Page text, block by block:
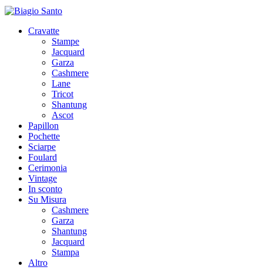
Cravatte
Stampe
Jacquard
Garza
Cashmere
Lane
Tricot
Shantung
Ascot
Papillon
Pochette
Sciarpe
Foulard
Cerimonia
Vintage
In sconto
Su Misura
Cashmere
Garza
Shantung
Jacquard
Stampa
Altro